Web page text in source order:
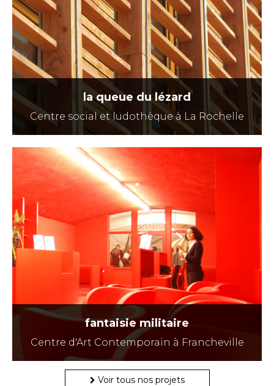
la queue du lézard
Centre social et ludothèque à La Rochelle
fantaisie militaire
Centre d'Art Contemporain à Francheville
Voir tous nos projets